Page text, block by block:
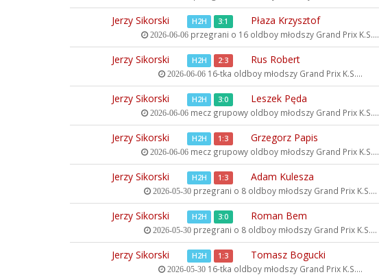
Jerzy Sikorski H2H 3:1 Płaza Krzysztof
2026-06-06 przegrani o 16 oldboy młodszy Grand Prix K.S....
Jerzy Sikorski H2H 2:3 Rus Robert
2026-06-0616-tka oldboy młodszy Grand Prix K.S....
Jerzy Sikorski H2H 3:0 Leszek Pęda
2026-06-06 mecz grupowy oldboy młodszy Grand Prix K.S....
Jerzy Sikorski H2H 1:3 Grzegorz Papis
2026-06-06 mecz grupowy oldboy młodszy Grand Prix K.S....
Jerzy Sikorski H2H 1:3 Adam Kulesza
2026-05-30przegrani o 8 oldboy młodszy Grand Prix K.S....
Jerzy Sikorski H2H 3:0 Roman Bem
2026-05-30przegrani o 8 oldboy młodszy Grand Prix K.S....
Jerzy Sikorski H2H 1:3 Tomasz Bogucki
2026-05-3016-tka oldboy młodszy Grand Prix K.S....